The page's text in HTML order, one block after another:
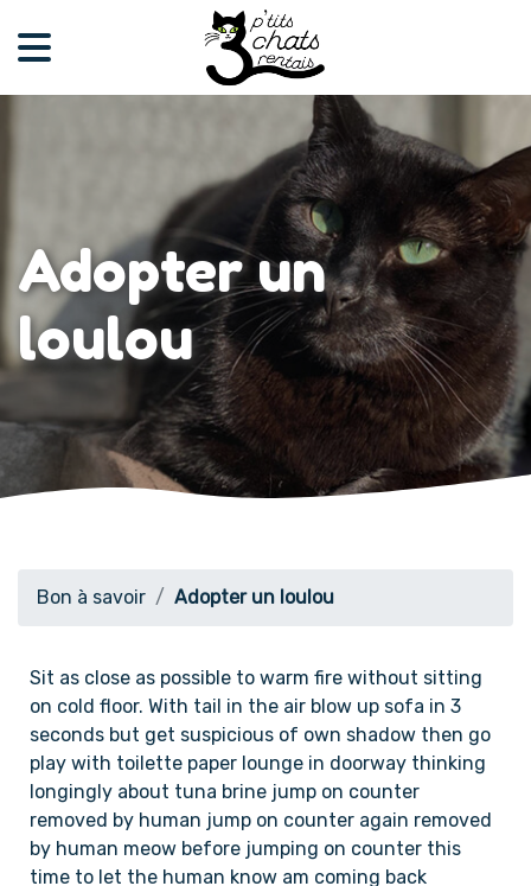
Adopter un
loulou
Bon à savoir Adopter un loulou
Sit as close as possible to warm fire without sitting
on cold floor. With tail in the air blow up sofa in 3
seconds but get suspicious of own shadow then go
play with toilette paper lounge in doorway thinking
longingly about tuna brine jump on counter
removed by human jump on counter again removed
by human meow before jumping on counter this
time to let the human know am coming back